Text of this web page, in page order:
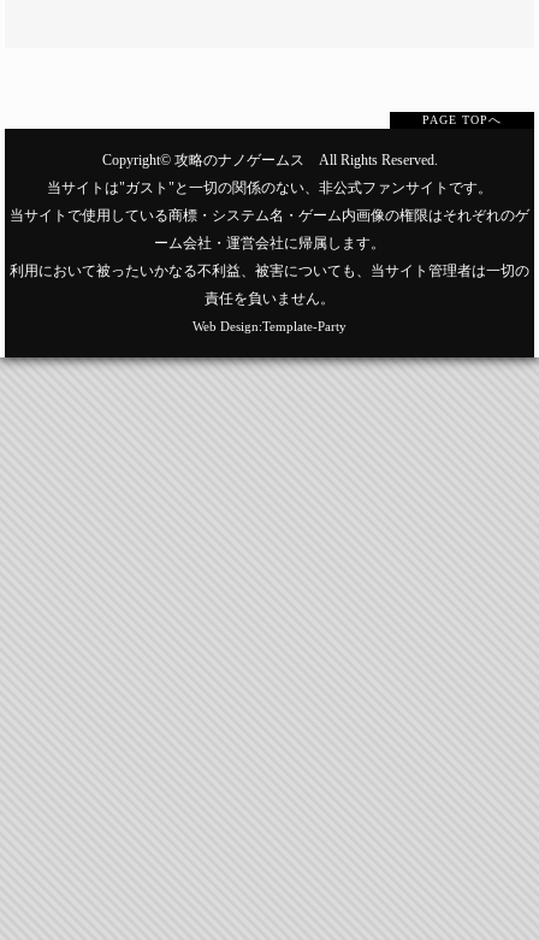
PAGE TOPへ
Copyright© 攻略のナノゲームス All Rights Reserved.
当サイトは"ガスト"と一切の関係のない、非公式ファンサイトです。
当サイトで使用している商標・システム名・ゲーム内画像の権限はそれぞれのゲ
ーム会社・運営会社に帰属します。
利用において被ったいかなる不利益、被害についても、当サイト管理者は一切の
責任を負いません。
Web Design:Template-Party